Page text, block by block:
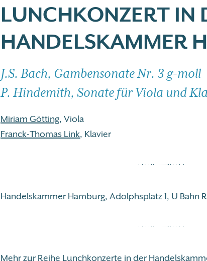
LUNCHKONZERT IN
HANDELSKAMMER
J.S. Bach, Gambensonate Nr. 3 g-moll
P. Hindemith, Sonate für Viola und
Miriam Götting, Viola
Franck-Thomas Link, Klavier
Handelskammer Hamburg, Adolphsplatz 1, U Bahn
Mehr zur Reihe Lunchkonzerte in der